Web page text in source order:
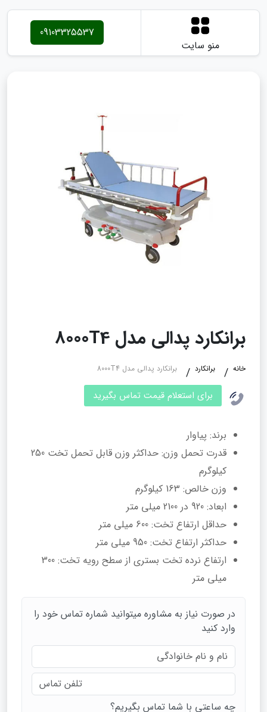
منو سایت
09103325537
برانکارد پدالی مدل 8000T4
خانه برانکارد برانکارد پدالی مدل 8000T4
برای استعلام قیمت تماس بگیرید
برند: پیاوار
قدرت تحمل وزن: حداکثر وزن قابل تحمل تخت 250
کیلوگرم
وزن خالص: 163 کیلوگرم
ابعاد: 920 در 2100 میلی متر
حداقل ارتفاع تخت: 600 میلی متر
حداکثر ارتفاع تخت: 950 میلی متر
ارتفاع نرده تخت بستری از سطح رویه تخت: 300
میلی متر
در صورت نیاز به مشاوره میتوانید شماره تماس خود را
وارد کنید
چه ساعتی با شما تماس بگیریم؟